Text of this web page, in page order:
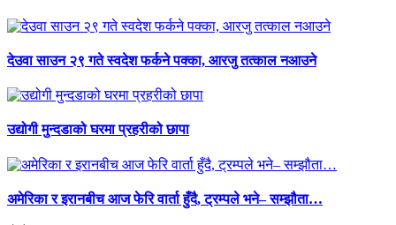
देउवा साउन २९ गते स्वदेश फर्कने पक्का, आरजु तत्काल नआउने
उद्योगी मुन्दडाको घरमा प्रहरीको छापा
अमेरिका र इरानबीच आज फेरि वार्ता हुँदै, ट्रम्पले भने– सम्झौता…